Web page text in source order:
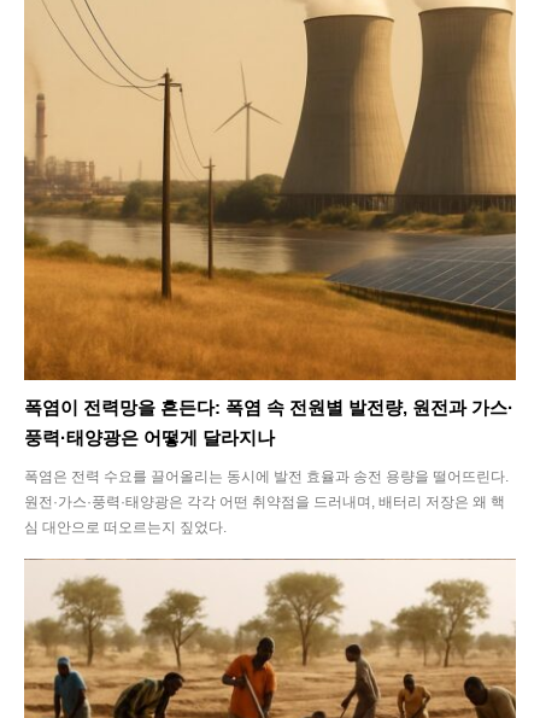
폭염이 전력망을 흔든다: 폭염 속 전원별 발전량, 원전과 가스·
풍력·태양광은 어떻게 달라지나
폭염은 전력 수요를 끌어올리는 동시에 발전 효율과 송전 용량을 떨어뜨린다.
원전·가스·풍력·태양광은 각각 어떤 취약점을 드러내며, 배터리 저장은 왜 핵
심 대안으로 떠오르는지 짚었다.